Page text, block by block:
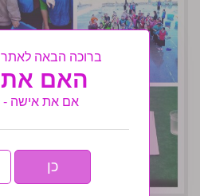
ברוכה הבאה לאתר
האם
אם את אישה -
כן